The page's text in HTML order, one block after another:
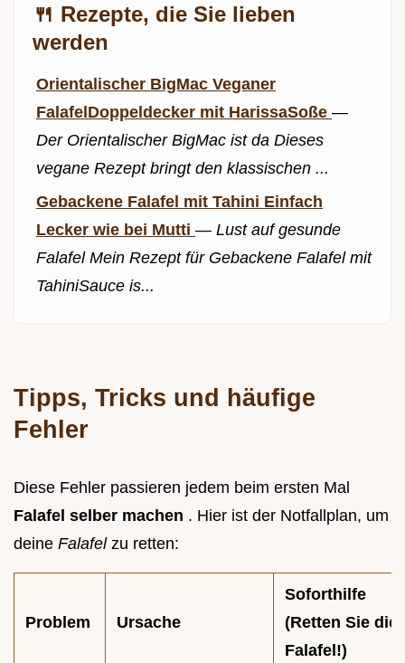
🍴 Rezepte, die Sie lieben
werden
Orientalischer BigMac Veganer
FalafelDoppeldecker mit HarissaSoße —
Der Orientalischer BigMac ist da Dieses
vegane Rezept bringt den klassischen ...
Gebackene Falafel mit Tahini Einfach
Lecker wie bei Mutti — Lust auf gesunde
Falafel Mein Rezept für Gebackene Falafel mit
TahiniSauce is...
Tipps, Tricks und häufige
Fehler
Diese Fehler passieren jedem beim ersten Mal
Falafel selber machen . Hier ist der Notfallplan, um
deine Falafel zu retten:
Problem Ursache
Soforthilfe
(Retten Sie die
Falafel!)